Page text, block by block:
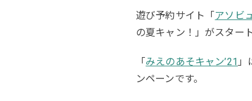
遊び予約サイト「アソビ
の夏キャン！」がスター
「みえのあそキャン’21 」
ンペーンです。